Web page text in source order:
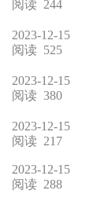
阅读 244
2023-12-15
阅读 525
2023-12-15
阅读 380
2023-12-15
阅读 217
2023-12-15
阅读 288